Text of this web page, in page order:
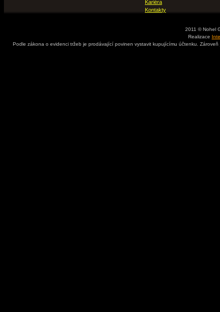
Kariéra
Kontakty
2011 © Nohel
Realizace
Podle zákona o evidenci tržeb je prodávající povinen vystavit kupujícímu účtenku.